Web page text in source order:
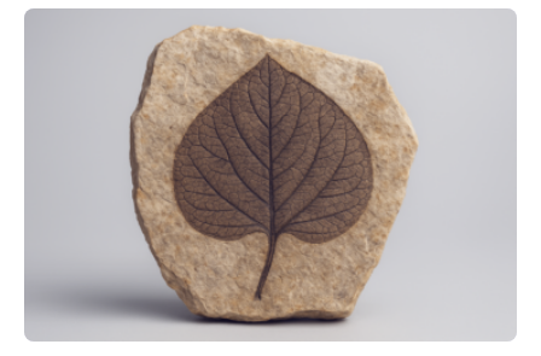
der Ruhr-Universität Bochum um Prof. Dr. Ralf Erdmann
und Dr. Ismaila Francis Yusuf hat nun einen bislang
unbekannten Qualitätskontrollmechanismus des
peroxisomalen Proteintransports in der Bäckerhefe
Saccharomyces cerevisiae entdeckt, der für die
Funktionsfähigkeit der Organellen entscheidend ist. Die
Studie wurde am 28. Oktober 2025 in der
Fachzeitschrift…